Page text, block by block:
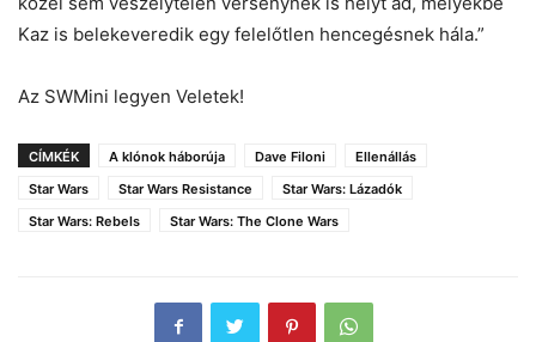
Kaz is belekeveredik egy felelőtlen hencegésnek hála.”
Az SWMini legyen Veletek!
CÍMKÉK A klónok háborúja Dave Filoni
Ellenállás
Star Wars
Star Wars Resistance
Star Wars: Lázadók
Star Wars: Rebels
Star Wars: The Clone Wars